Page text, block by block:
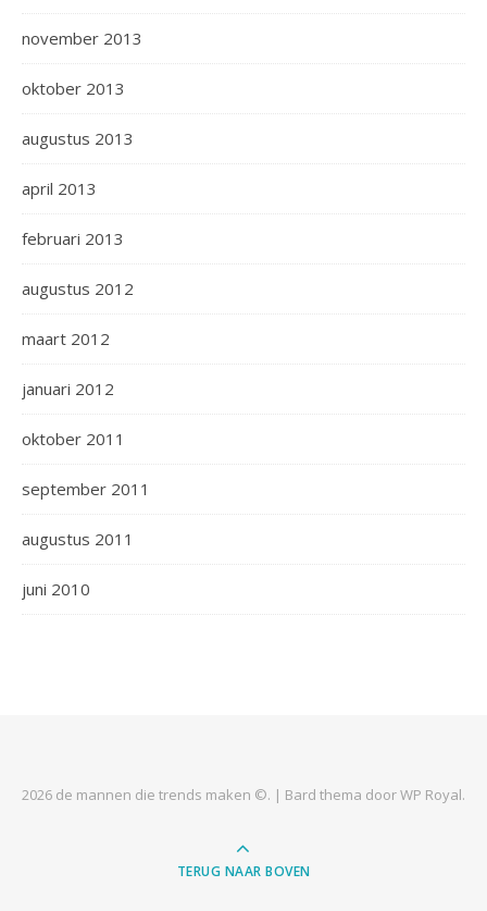
november 2013
oktober 2013
augustus 2013
april 2013
februari 2013
augustus 2012
maart 2012
januari 2012
oktober 2011
september 2011
augustus 2011
juni 2010
2026 de mannen die trends maken ©. | Bard thema doorWP Royal.
TERUG NAAR BOVEN